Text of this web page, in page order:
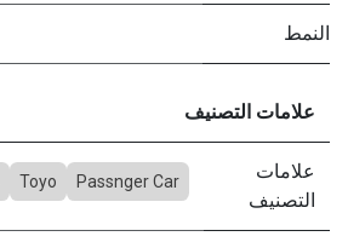
النمط
علامات التصنيف
علامات
التصنيف
Passnger Car
Toyo